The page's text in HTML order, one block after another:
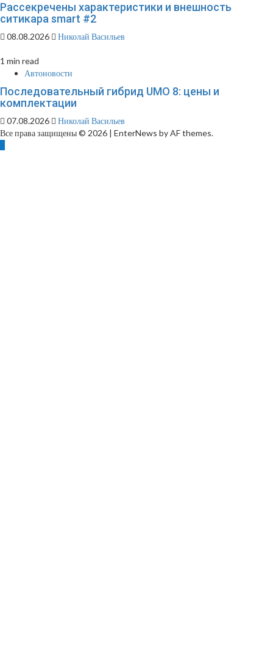
Рассекречены характеристики и внешность
ситикара smart #2
08.08.2026 Николай Васильев
1 min read
Автоновости
Последовательный гибрид UMO 8: цены и
комплектации
07.08.2026
Николай Васильев
Все права защищены © 2026 | EnterNews by AF themes.